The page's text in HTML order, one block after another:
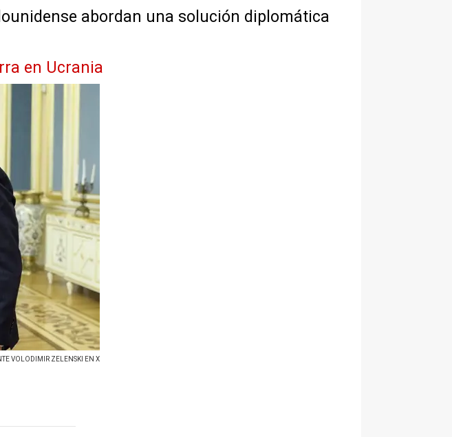
abordan una solución diplomática
en Ucrania
VOLODIMIR ZELENSKI EN X